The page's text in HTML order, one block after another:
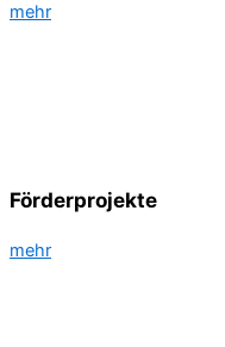
mehr
Förderprojekte
mehr